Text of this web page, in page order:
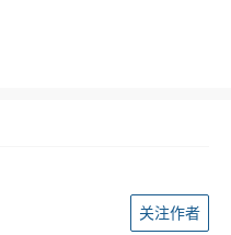
关注作者